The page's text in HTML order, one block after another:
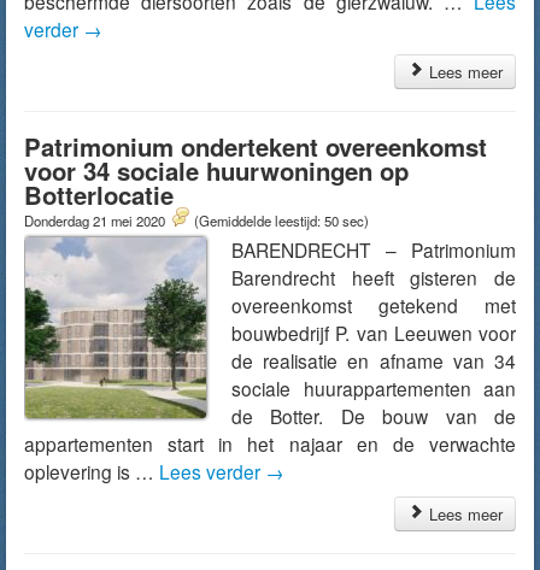
verder →
Lees meer
Patrimonium ondertekent overeenkomst
voor 34 sociale huurwoningen op
Botterlocatie
Donderdag 21 mei 2020 (Gemiddelde leestijd: 50 sec)
BARENDRECHT – Patrimonium
Barendrecht heeft gisteren de
overeenkomst getekend met
bouwbedrijf P. van Leeuwen voor
de realisatie en afname van 34
sociale huurappartementen aan
de Botter. De bouw van de
appartementen start in het najaar en de verwachte
oplevering is … Lees verder →
Lees meer